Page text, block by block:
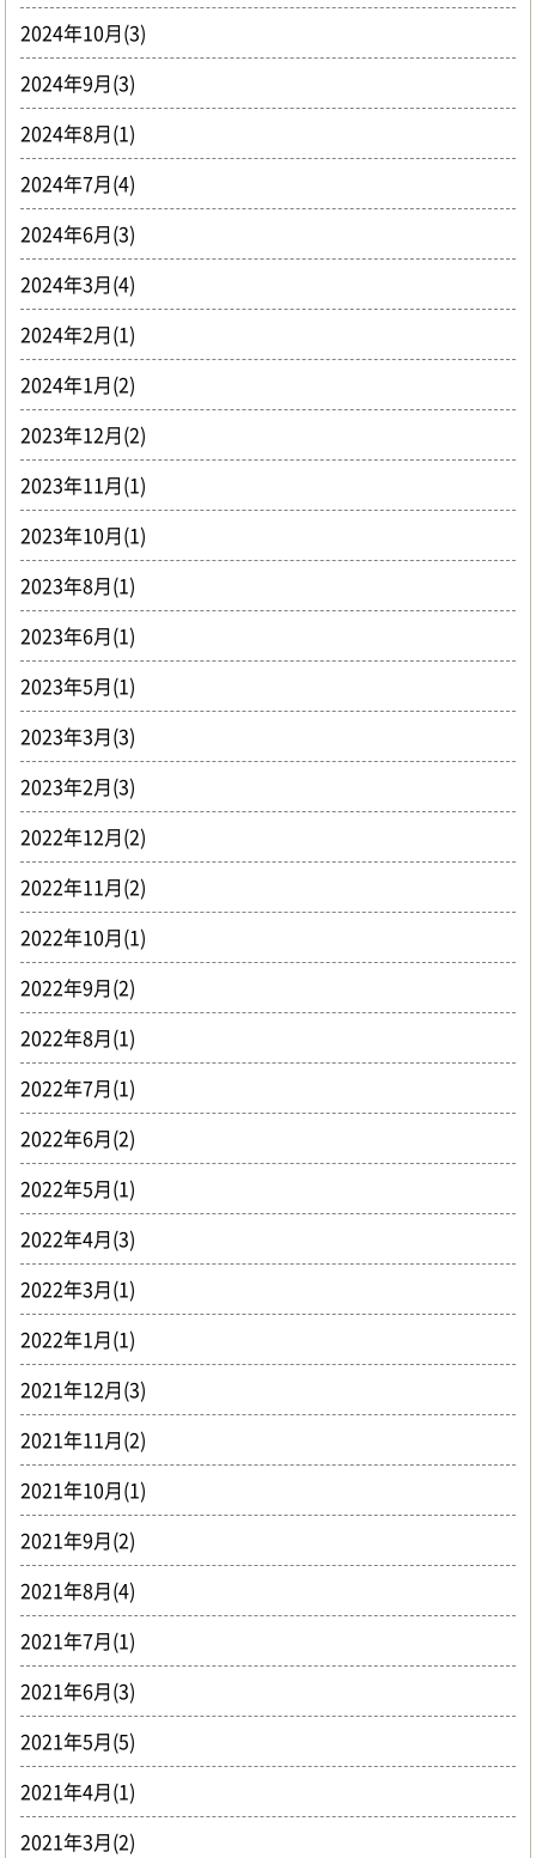
2024年10月(3)
2024年9月(3)
2024年8月(1)
2024年7月(4)
2024年6月(3)
2024年3月(4)
2024年2月(1)
2024年1月(2)
2023年12月(2)
2023年11月(1)
2023年10月(1)
2023年8月(1)
2023年6月(1)
2023年5月(1)
2023年3月(3)
2023年2月(3)
2022年12月(2)
2022年11月(2)
2022年10月(1)
2022年9月(2)
2022年8月(1)
2022年7月(1)
2022年6月(2)
2022年5月(1)
2022年4月(3)
2022年3月(1)
2022年1月(1)
2021年12月(3)
2021年11月(2)
2021年10月(1)
2021年9月(2)
2021年8月(4)
2021年7月(1)
2021年6月(3)
2021年5月(5)
2021年4月(1)
2021年3月(2)